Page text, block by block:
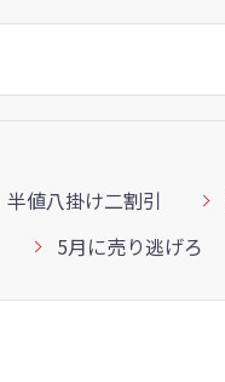
半値八掛け二割引
5月に売り逃げろ